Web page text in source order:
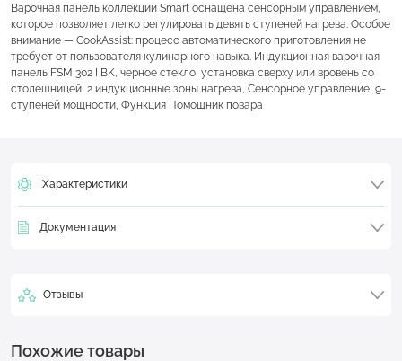
Варочная панель коллекции Smart оснащена сенсорным управлением,
которое позволяет легко регулировать девять ступеней нагрева. Особое
внимание — CookAssist: процесс автоматического приготовления не
требует от пользователя кулинарного навыка. Индукционная варочная
панель FSM 302 I BK, черное стекло, установка сверху или вровень со
столешницей, 2 индукционные зоны нагрева, Сенсорное управление, 9-
ступеней мощности, Функция Помощник повара
Характеристики
Документация
Отзывы
Похожие товары